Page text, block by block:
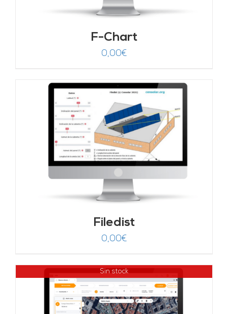
F-Chart
0,00€
Filedist
0,00€
Sin stock